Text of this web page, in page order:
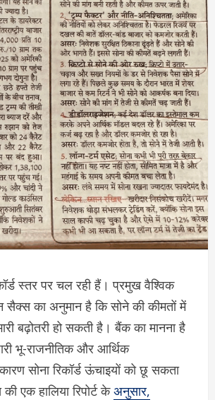
स्तर पर चल रही हैं। प्रमुख वैश्विक
सैक्स का अनुमान है कि सोने की कीमतों में
बढ़ोतरी हो सकती है। बैंक का मानना है
भू-राजनीतिक और आर्थिक
सोना रिकॉर्ड ऊंचाइयों को छू सकता
एक हालिया रिपोर्ट केअनुसार,